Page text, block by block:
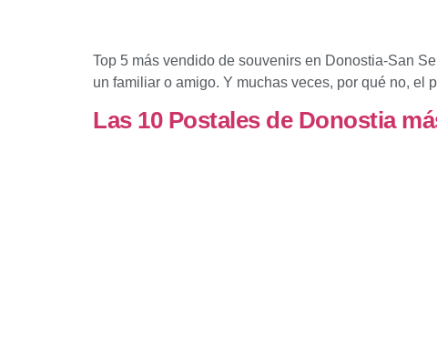
Top 5 más vendido de souvenirs en Donostia-San
un familiar o amigo. Y muchas veces, por qué no,
Las 10 Postales de Donostia